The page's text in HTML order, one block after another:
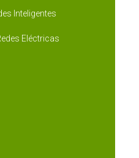
Inteligentes
Eléctricas